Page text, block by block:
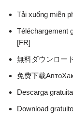
Tải xuống miễn
Téléchargement
[FR]
無料ダウンロー
免费下载
Descarga
Download